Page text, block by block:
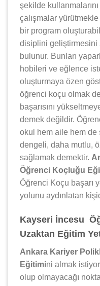
şekilde
çalışmalar
bir program
disiplini geliştirmesini
bulunur. Bunları
hobileri ve eğlence
oluşturmaya özen
öğrenci koçu olmak
başarısını
demek değildir.
okul hem aile hem de
dengeli, daha mutlu,
sağlamak demektir.
Öğrenci Koçluğu
Öğrenci Koçu başarı
yolunu aydınlatan
Kayseri İncesu
Uzaktan Eğitim
Ankara Kariyer
Eğitimini almak
olup olmayacağı